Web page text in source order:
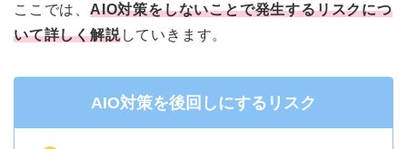
ここでは、 AIO対策をしないことで発生するリスクにつ
いて詳しく解説していきます。
AIO対策を後回しにするリスク